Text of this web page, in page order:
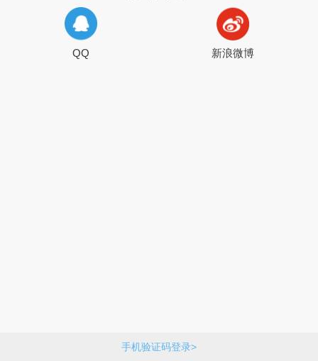
手机验证码登录>
QQ 新浪微博